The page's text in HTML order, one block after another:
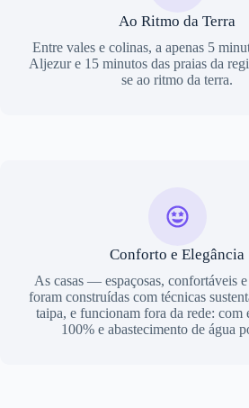
Ao Ritmo da Terra
Entre vales e colinas, a apenas 5
Aljezur e 15 minutos das praias da
se ao ritmo da terra.
Conforto e Elegância
As casas — espaçosas, confortáveis
foram construídas com técnicas
taipa, e funcionam fora da rede: com
100% e abastecimento de água